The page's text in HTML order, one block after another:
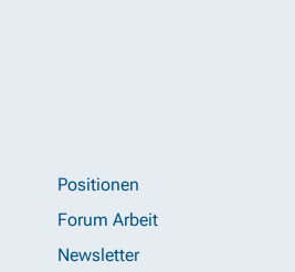
Positionen
Forum Arbeit
Newsletter